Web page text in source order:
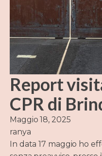
Report
CPR di
Maggio 18, 2025
ranya
In data 17 maggio ho